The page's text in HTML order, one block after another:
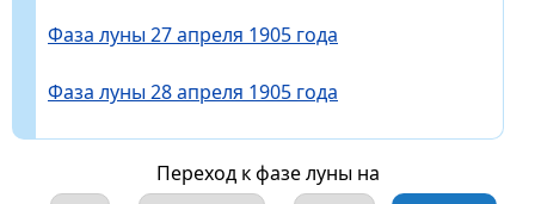
Фаза луны 27 апреля 1905 года
Фаза луны 28 апреля 1905 года
Переход к фазе луны на